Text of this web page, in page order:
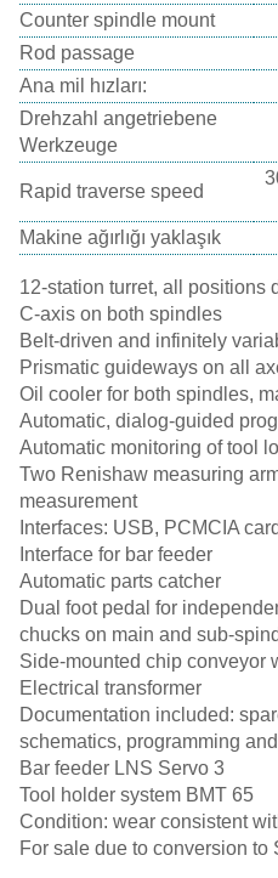
Counter spindle mount
Rod passage
Ana mil hızları:
Drehzahl angetriebene
Werkzeuge
Rapid traverse speed
Makine ağırlığı yaklaşık
12-station turret, all positions
C-axis on both spindles
Belt-driven and infinitely
Prismatic guideways on all
Oil cooler for both spindles,
Automatic, dialog-guided
Automatic monitoring of tool
Two Renishaw measuring
measurement
Interfaces: USB, PCMCIA
Interface for bar feeder
Automatic parts catcher
Dual foot pedal for
chucks on main and sub-
Side-mounted chip conveyor
Electrical transformer
Documentation included:
schematics, programming
Bar feeder LNS Servo 3
Tool holder system BMT 65
Condition: wear consistent
For sale due to conversion to